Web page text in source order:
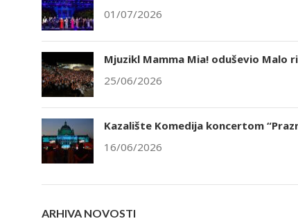
01/07/2026
Mjuzikl Mamma Mia! oduševio Malo
25/06/2026
Kazalište Komedija koncertom
16/06/2026
ARHIVA NOVOSTI